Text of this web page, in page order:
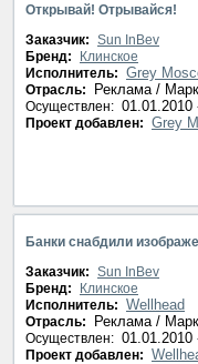
Открывай! Отрывайся!
Заказчик: Sun InBev
Бренд:
Клинское
Исполнитель: Grey
Отрасль: Реклама /
Осуществлен: 01.01.2010
Проект добавлен: Grey
Банки снабдили
Заказчик: Sun InBev
Бренд:
Клинское
Исполнитель: Wellhead
Отрасль: Реклама /
Осуществлен: 01.01.2010
Проект добавлен: